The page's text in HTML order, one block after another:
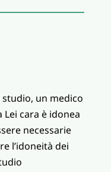
un medico
cara è idonea
necessarie
l’idoneità dei